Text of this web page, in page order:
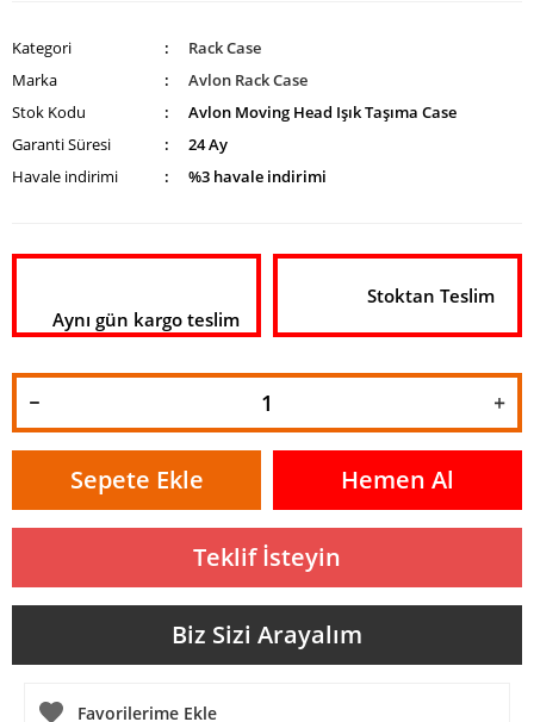
Kategori
Rack Case
Marka
Avlon Rack Case
Stok Kodu
Avlon Moving Head Işık Taşıma Case
Garanti Süresi
24 Ay
Havale indirimi
%3 havale indirimi
Aynı gün kargo teslim
Stoktan Teslim
Sepete Ekle Hemen Al
Teklif İsteyin
Biz Sizi Arayalım